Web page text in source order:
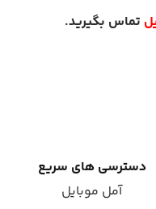
تماس بگیرید.
دسترسی های سریع
آمل موبایل